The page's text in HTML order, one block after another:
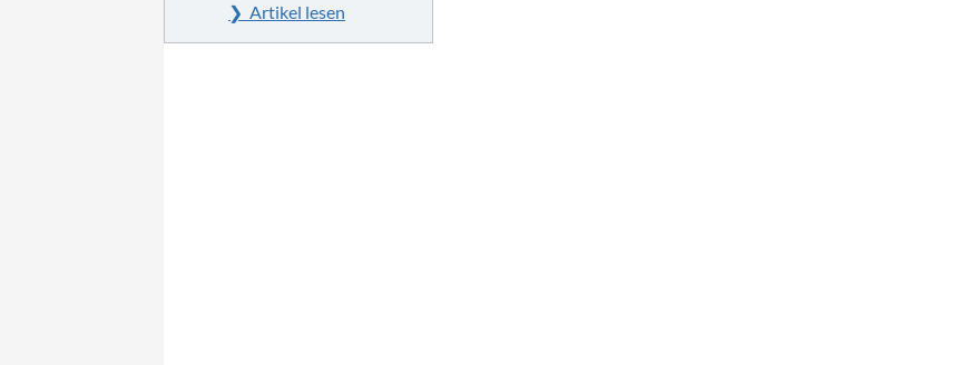
Artikel lesen